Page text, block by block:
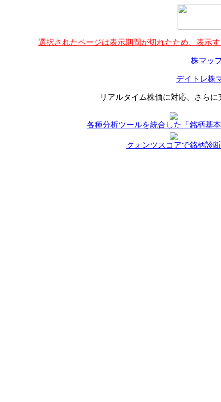
選択されたページは表示期間が切れたため、表示
株マッ
デイトレ株
リアルタイム株価に対応、さら
各種分析ツールを統合した「銘柄基
クォンツスコアで銘柄診断